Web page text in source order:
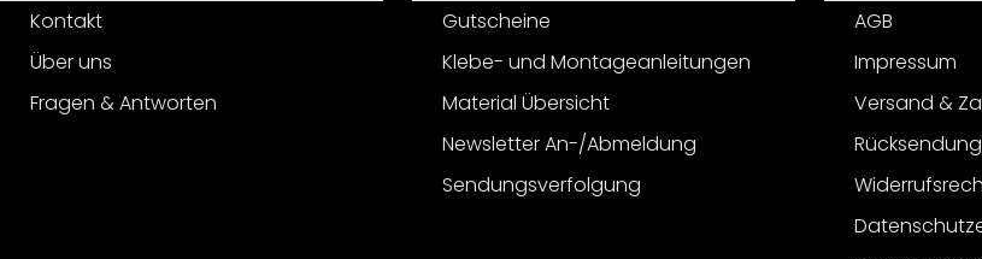
Kontakt
Über uns
Fragen & Antworten
Gutscheine
Klebe- und Montageanleitungen
Material Übersicht
Newsletter An-/Abmeldung
Sendungsverfolgung
AGB
Impressum
Versand &
Rücksendung